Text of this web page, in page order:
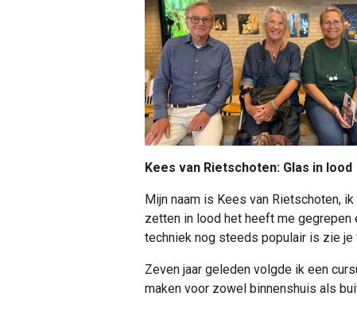
Kees van Rietschoten: Glas in lood
Mijn naam is Kees van Rietschoten,
zetten in lood het heeft me gegrepen
techniek nog steeds populair is zie je
Zeven jaar geleden volgde ik een
maken voor zowel binnenshuis als